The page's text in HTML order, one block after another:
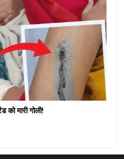
मारी गोली!